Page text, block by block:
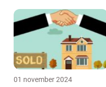
01 november 2024